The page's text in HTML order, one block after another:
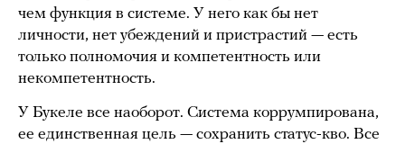
чем функция в системе. У него как бы нет
личности, нет убеждений и пристрастий — есть
только полномочия и компетентность или
некомпетентность.
У Букеле все наоборот. Система коррумпирована,
ее единственная цель — сохранить статус-кво. Все